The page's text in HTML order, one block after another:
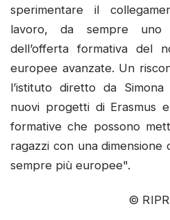
sperimentare il
lavoro, da sempre uno
dell’offerta formativa del
europee avanzate. Un
l’istituto diretto da
nuovi progetti di Erasmus
formative che possono
ragazzi con una
sempre più europee".
©